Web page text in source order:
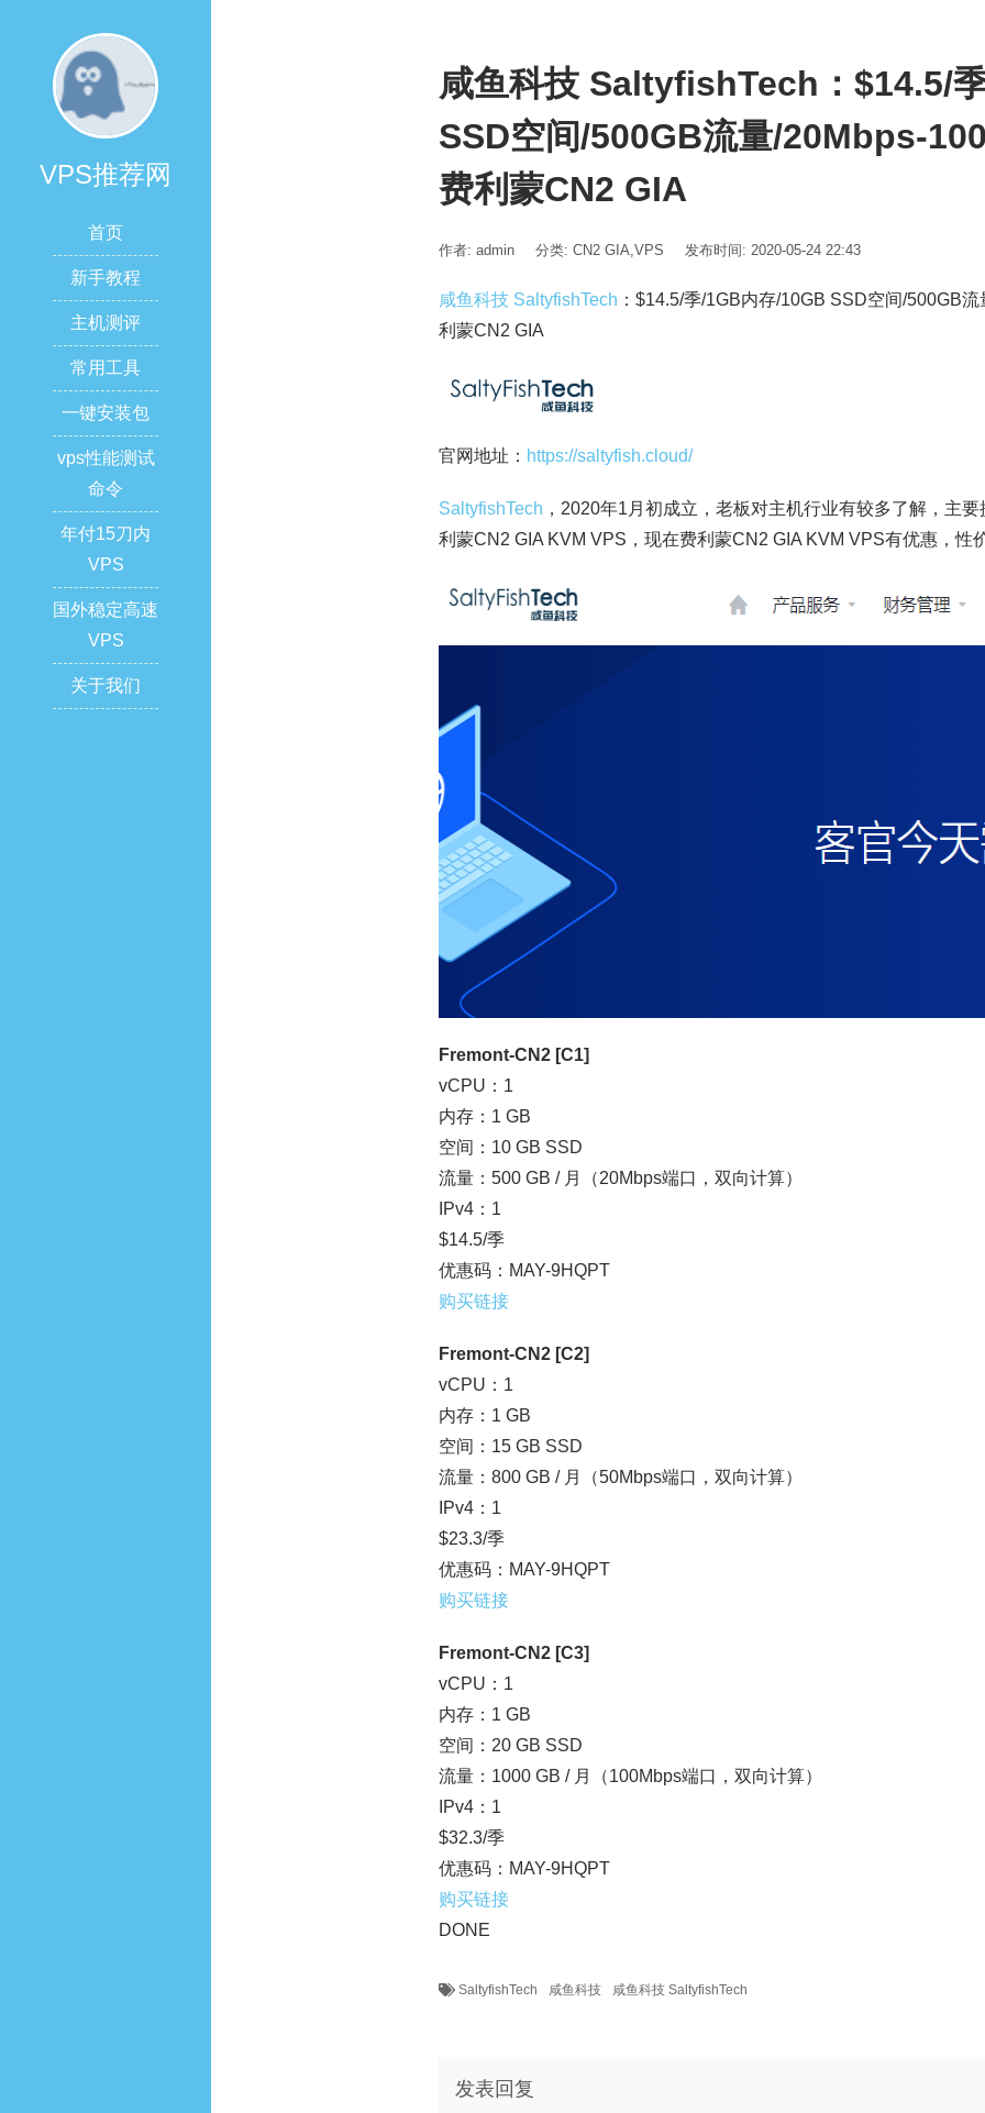
VPS推荐网
首页
新手教程
主机测评
常用工具
一键安装包
vps性能测试
命令
年付15刀内
VPS
国外稳定高速
VPS
关于我们
咸鱼科技 SaltyfishTech：$14.5/
SSD空间/500GB流量/20Mbps-
费利蒙CN2 GIA
作者: admin 分类: CN2 GIA,VPS 发布时间: 2020-05-24 22:43
咸鱼科技 SaltyfishTech ：$14.5/季/1GB内存/10GB SSD空间/500GB
利蒙CN2 GIA
官网地址： https://saltyfish.cloud/
SaltyfishTech ，2020年1月初成立，老板对主机行业有较多了解，主
利蒙CN2 GIA KVM VPS，现在费利蒙CN2 GIA KVM VPS有优惠，性
Fremont-CN2 [C1]
vCPU：1
内存：1 GB
空间：10 GB SSD
流量：500 GB / 月（20Mbps端口，双向计算）
IPv4：1
$14.5/季
优惠码：MAY-9HQPT
购买链接
Fremont-CN2 [C2]
vCPU：1
内存：1 GB
空间：15 GB SSD
流量：800 GB / 月（50Mbps端口，双向计算）
IPv4：1
$23.3/季
优惠码：MAY-9HQPT
购买链接
Fremont-CN2 [C3]
vCPU：1
内存：1 GB
空间：20 GB SSD
流量：1000 GB / 月（100Mbps端口，双向计算）
IPv4：1
$32.3/季
优惠码：MAY-9HQPT
购买链接
DONE
SaltyfishTech 咸鱼科技 咸鱼科技 SaltyfishTech
发表回复